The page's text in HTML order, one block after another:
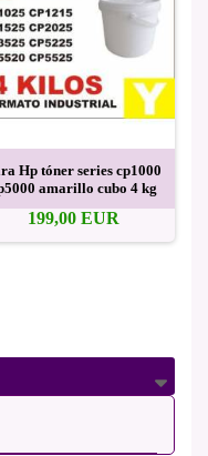
Hp tóner series cp1000
amarillo cubo 4 kg
199,00 EUR